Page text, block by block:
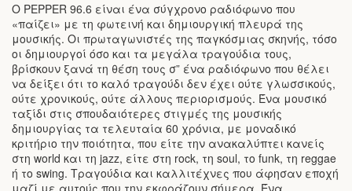
Ο PEPPER 96.6 είναι ένα σύγχρονο ραδιόφωνο που
«παίζει» με τη φωτεινή και δημιουργική πλευρά της
μουσικής. Οι πρωταγωνιστές της παγκόσμιας σκηνής, τόσο
οι δημιουργοί όσο και τα μεγάλα τραγούδια τους,
βρίσκουν ξανά τη θέση τους σ” ένα ραδιόφωνο που θέλει
να δείξει ότι το καλό τραγούδι δεν έχει ούτε γλωσσικούς,
ούτε χρονικούς, ούτε άλλους περιορισμούς. Ένα μουσικό
ταξίδι στις σπουδαιότερες στιγμές της μουσικής
δημιουργίας τα τελευταία 60 χρόνια, με μοναδικό
κριτήριο την ποιότητα, που είτε την ανακαλύπτει κανείς
στη world και τη jazz, είτε στη rock, τη soul, το funk, τη reggae
ή το swing. Τραγούδια και καλλιτέχνες που άφησαν εποχή